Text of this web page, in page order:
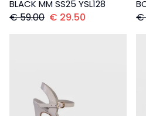
BLACK MM SS25 YSL128
€59.00 € 29.50 €